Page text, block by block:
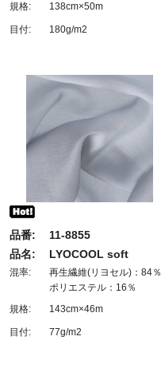
規格:
138cm×50m
目付: 180g/m2
品番:
11-8855
品名:
LYOCOOL soft
混率:
再生繊維(リヨセル)：84％
ポリエステル：16％
規格:
143cm×46m
目付: 77g/m2